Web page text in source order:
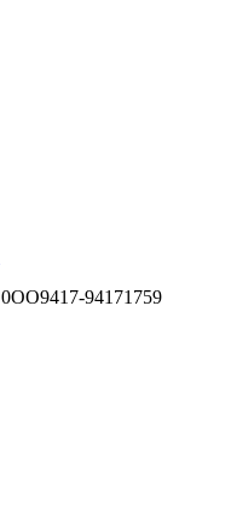
0OO9417-94171759